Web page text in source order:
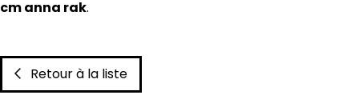
cm anna rak.
Retour à la liste